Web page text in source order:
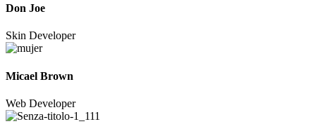
Don Joe
Skin Developer
Micael Brown
Web Developer